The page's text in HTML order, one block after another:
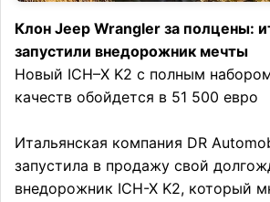
Клон Jeep Wrangler за полцены:
запустили внедорожник мечты
Новый ICH–X K2 с полным
качеств обойдется в 51 500 евро
Итальянская компания DR
запустила в продажу свой
внедорожник ICH-X K2, который